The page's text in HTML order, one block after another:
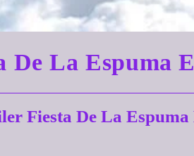
De La Espuma
Fiesta De La